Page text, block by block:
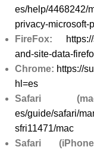
es/help/4468242/
privacy-microsoft-
FireFox:
and-site-data-
Chrome: https://
hl=es
Safari
es/guide/safari/
sfri11471/mac
Safari (iPhone/